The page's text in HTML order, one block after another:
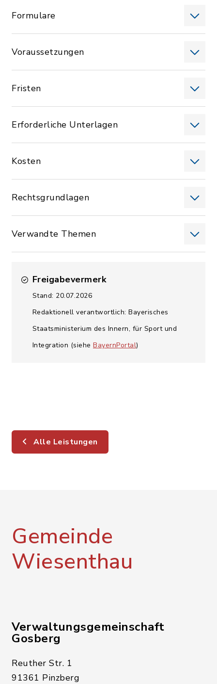
Formulare
Voraussetzungen
Fristen
Erforderliche Unterlagen
Kosten
Rechtsgrundlagen
Verwandte Themen
Freigabevermerk
Stand: 20.07.2026
Redaktionell verantwortlich: Bayerisches
Staatsministerium des Innern, für Sport und
Integration (siehe BayernPortal)
Alle Leistungen
Gemeinde
Wiesenthau
Verwaltungsgemeinschaft
Gosberg
Reuther Str. 1
91361 Pinzberg